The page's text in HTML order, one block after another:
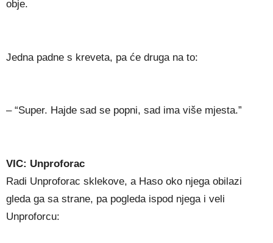
obje.
Jedna padne s kreveta, pa će druga na to:
– “Super. Hajde sad se popni, sad ima više mjesta.”
VIC: Unproforac
Radi Unproforac sklekove, a Haso oko njega obilazi
gleda ga sa strane, pa pogleda ispod njega i veli
Unproforcu: